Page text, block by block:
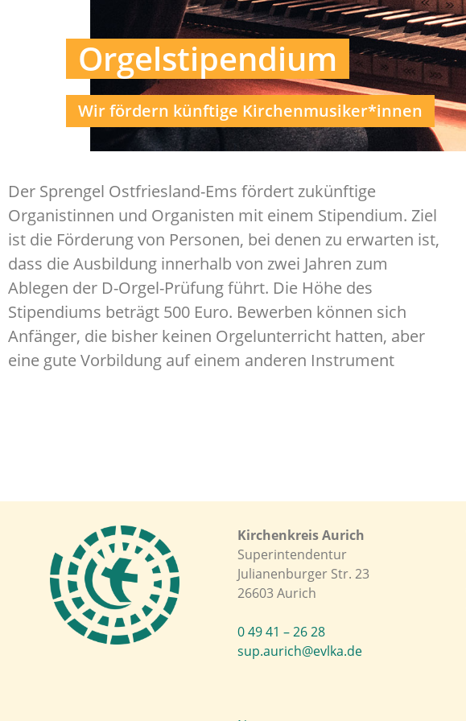
Orgelstipendium
Wir fördern künftige Kirchenmusiker*innen
Der Sprengel Ostfriesland-Ems fördert zukünftige
Organistinnen und Organisten mit einem Stipendium. Ziel
ist die Förderung von Personen, bei denen zu erwarten ist,
dass die Ausbildung innerhalb von zwei Jahren zum
Ablegen der D-Orgel-Prüfung führt. Die Höhe des
Stipendiums beträgt 500 Euro. Bewerben können sich
Anfänger, die bisher keinen Orgelunterricht hatten, aber
eine gute Vorbildung auf einem anderen Instrument
Kirchenkreis Aurich
Superintendentur
Julianenburger Str. 23
26603 Aurich
0 49 41 – 26 28
sup.aurich@evlka.de